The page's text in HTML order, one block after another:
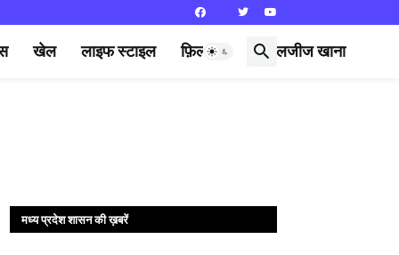
खेल लाइफ स्टाइल फ़िल्मी दुनिया लजीज खाना
मध्य प्रदेश शासन की ख़बरें